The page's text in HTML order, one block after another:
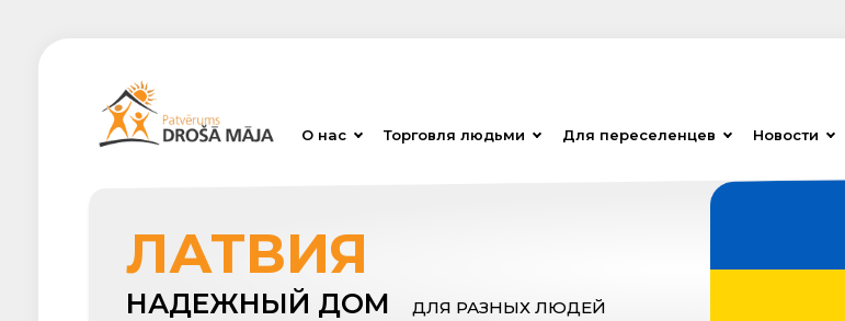
О нас Торговля людьми Для переселенцев Новости
ЛАТВИЯ
НАДЕЖНЫЙ ДОМ ДЛЯ РАЗНЫХ ЛЮДЕЙ